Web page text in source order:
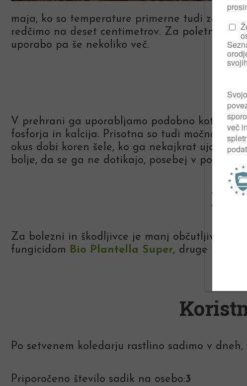
maja, ko so temperature primerne tudi za
redčimo na deset centimetrov. Za poletno
uporabo pa še nekoliko več.
V prehrani ga uporabljamo podobno kot
fosforja in kalcija. Prisotna so tudi močna
okus dobi koren šele, ko ga nekajkrat ujame
bolje, da se ga ne dotikajo, posebej v poletni
Za bolezni in škodljivce je manj občutljiv kot
fungicidom Bio Plantella Super, druge
Po setvenem koledarju rastlino sadimo v
Priporočeno število sadik na osebo:3